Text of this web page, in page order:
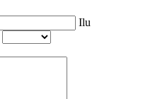
Ilu